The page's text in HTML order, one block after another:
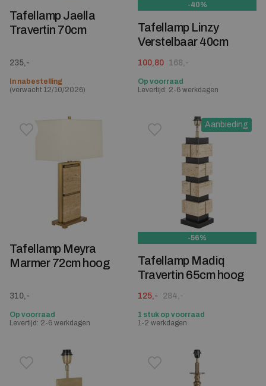
Tafellamp Jaella
Travertin 70cm
235,-
In nabestelling
(verwacht 12/10/2026)
-40%
Tafellamp Linzy
Verstelbaar 40cm
168,-
Oorspronkelijke prijs was: 168,-.
100,80
Huidige prijs is: 100,80.
Op voorraad
Levertijd: 2-6 werkdagen
Toevoegen aan verlanglijstje
Verwijderen van verlanglijst
Tafellamp Meyra
Marmer 72cm hoog
310,-
Op voorraad
Levertijd: 2-6 werkdagen
Aanbieding
Toevoegen aan
Verwijderen van verlanglijst
-56%
Tafellamp Madiq
Travertin 65cm hoog
284,-
Oorspronkelijke prijs was: 284,-.
125,-
Huidige prijs is: 125,-.
1 stuk op voorraad
1-2 werkdagen
Toevoegen aan verlanglijstje
Verwijderen van verlanglijst Toevoegen aan
Verwijderen van verlanglijst